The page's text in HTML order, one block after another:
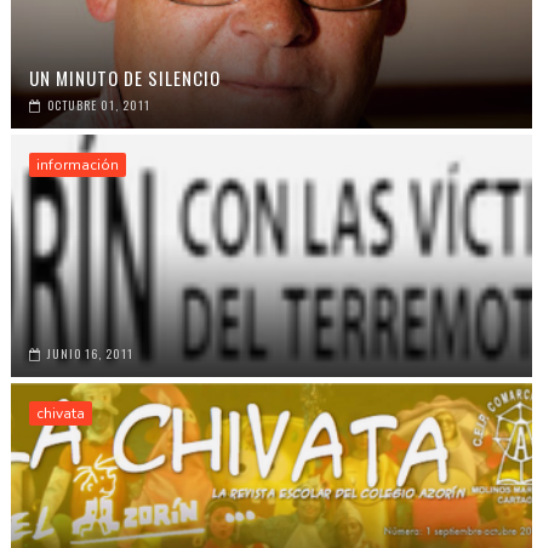
UN MINUTO DE SILENCIO
OCTUBRE 01, 2011
información
JUNIO 16, 2011
chivata